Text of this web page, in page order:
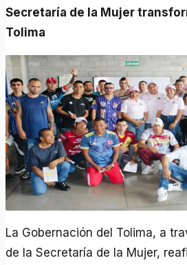
Secretaría de la Mujer transforma las cárceles del
Tolima
La Gobernación del Tolima, a
de la Secretaría de la Mujer,